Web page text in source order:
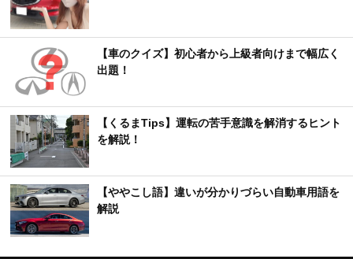
【車のクイズ】初心者から上級者向けまで幅広く
出題！
【くるまTips】運転の苦手意識を解消するヒント
を解説！
【ややこし語】違いが分かりづらい自動車用語を
解説